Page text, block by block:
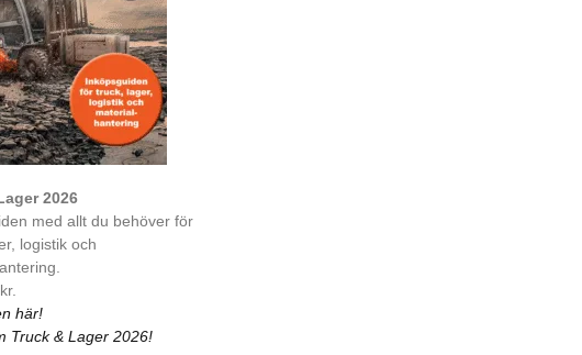
2026
med allt du behöver för
logistik och
här!
Truck & Lager 2026!